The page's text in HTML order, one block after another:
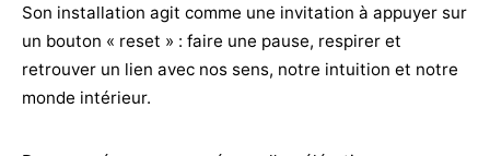
Son installation agit comme une invitation à appuyer sur
un bouton « reset » : faire une pause, respirer et
retrouver un lien avec nos sens, notre intuition et notre
monde intérieur.